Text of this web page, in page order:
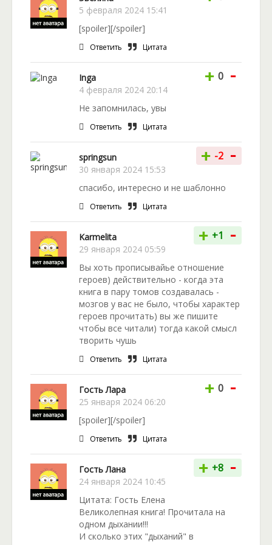
наполненная интригами и приключениями.
Продолжение и финал – во второй части.
Заключительная книга уже дописана Татьяной
5 февраля 2024 15:41
[spoiler][/spoiler]
Ответить Цитата
Inga
4 февраля 2024 20:14
+ 0 -
Не запомнилась, увы
Ответить Цитата
springsun
30 января 2024 15:53
+ -2 -
спасибо, интересно и не шаблонно
Ответить Цитата
Karmelita
29 января 2024 05:59
+ +1 -
Вы хоть прописывайье отношение
героев) действительно - когда эта
книга в пару томов создавалась -
мозгов у вас не было, чтобы характер
героев прочитать) вы же пишите
чтобы все читали) тогда какой смысл
творить чушь
Ответить Цитата
Гость Лара
25 января 2024 06:20
+ 0 -
[spoiler][/spoiler]
Ответить Цитата
Гость Лана
24 января 2024 10:45
+ +8 -
Цитата: Гость Елена
Великолепная книга! Прочитала на
одном дыхании!!!
И сколько этих "дыханий" в